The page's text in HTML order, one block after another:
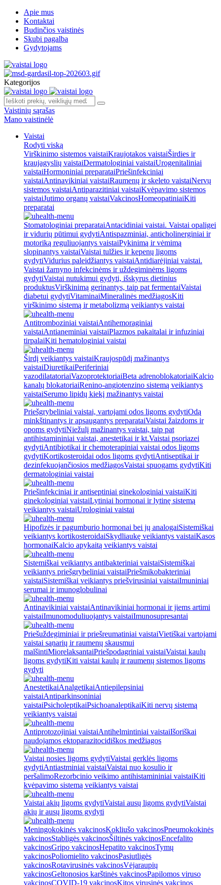
Apie mus
Kontaktai
Budinčios vaistinės
Skubi pagalba
Gydytojams
Kategorijos
Vaistinių sąrašas
Mano vaistinėlė
Vaistai
Rodyti viską
Virškinimo sistemos vaistaiKraujotakos vaistaiŠirdies ir
kraujagyslių vaistaiDermatologiniai vaistaiUrogenitaliniai
vaistaiHormoniniai preparataiPriešinfekciniai
vaistaiAntinavikiniai vaistaiRaumenų ir skeleto vaistaiNervų
sistemos vaistaiAntiparazitiniai vaistaiKvėpavimo sistemos
vaistaiJutimo organų vaistaiVakcinosHomeopatiniaiKiti
preparatai
Stomatologiniai preparataiAntacidiniai vaistai. Vaistai opaligei
ir vidurių pūtimui gydytiAntispazminiai, anticholinerginiai ir
motoriką reguliuojantys vaistaiPykinimą ir vėmimą
slopinantys vaistaiVaistai tulžies ir kepenų ligoms
gydytiVidurius paleidžiantys vaistaiAntidiarėjiniai vaistai.
Vaistai žarnyno infekcinėms ir uždegiminėms ligoms
gydytiVaistai nutukimui gydyti, išskyrus dietinius
produktusVirškinimą gerinantys, taip pat fermentaiVaistai
diabetui gydytiVitaminaiMineralinės medžiagosKiti
virškinimo sistemą ir metabolizmą veikiantys vaistai
Antitromboziniai vaistaiAntihemoraginiai
vaistaiAntianeminiai vaistaiPlazmos pakaitalai ir infuziniai
tirpalaiKiti hematologiniai vaistai
Širdį veikiantys vaistaiKraujospūdį mažinantys
vaistaiDiuretikaiPeriferiniai
vazodilatatoriaiVazoprotektoriaiBeta adrenoblokatoriaiKalcio
kanalų blokatoriaiRenino-angiotenzino sistemą veikiantys
vaistaiSerumo lipidų kiekį mažinantys vaistai
Priešgrybeliniai vaistai, vartojami odos ligoms gydytiOdą
minkštinantys ir apsaugantys preparataiVaistai žaizdoms ir
opoms gydytiNiežulį mažinantys vaistai, taip pat
antihistamininiai vaistai, anestetikai ir kt.Vaistai psoriazei
gydytiAntibiotikai ir chemoterapiniai vaistai odos ligoms
gydytiKortikosteroidai odos ligoms gydytiAntiseptikai ir
dezinfekuojančiosios medžiagosVaistai spuogams gydytiKiti
dermatologiniai vaistai
Priešinfekciniai ir antiseptiniai ginekologiniai vaistaiKiti
ginekologiniai vaistaiLytiniai hormonai ir lytinę sistemą
veikiantys vaistaiUrologiniai vaistai
Hipofizės ir pagumburio hormonai bei jų analogaiSistemiškai
veikiantys kortikosteroidaiSkydliaukę veikiantys vaistaiKasos
hormonaiKalcio apykaitą veikiantys vaistai
Sistemiškai veikiantys antibakteriniai vaistaiSistemiškai
veikiantys priešgrybeliniai vaistaiPriešmikobakteriniai
vaistaiSistemiškai veikiantys priešvirusiniai vaistaiImuniniai
serumai ir imunoglobulinai
Antinavikiniai vaistaiAntinavikiniai hormonai ir jiems artimi
vaistaiImunomoduliuojantys vaistaiImunosupresantai
Priešuždegiminiai ir priešreumatiniai vaistaiVietiškai vartojami
vaistai sąnarių ir raumenų skausmui
malšintiMiorelaksantaiPriešpodagriniai vaistaiVaistai kaulų
ligoms gydytiKiti vaistai kaulų ir raumenų sistemos ligoms
gydyti
AnestetikaiAnalgetikaiAntiepilepsiniai
vaistaiAntiparkinsoniniai
vaistaiPsicholeptikaiPsichoanaleptikaiKiti nervų sistemą
veikiantys vaistai
Antiprotozojiniai vaistaiAntihelmintiniai vaistaiIšoriškai
naudojamos ektoparazitocidiškos medžiagos
Vaistai nosies ligoms gydytiVaistai gerklės ligoms
gydytiAntiastminiai vaistaiVaistai nuo kosulio ir
peršalimoRezorbcinio veikimo antihistamininiai vaistaiKiti
kvėpavimo sistemą veikiantys vaistai
Vaistai akių ligoms gydytiVaistai ausų ligoms gydytiVaistai
akių ir ausų ligoms gydyti
Meningokokinės vakcinosKokliušo vakcinosPneumokokinės
vakcinosStabligės vakcinosŠiltinės vakcinosEncefalito
vakcinosGripo vakcinosHepatito vakcinosTymų
vakcinosPoliomielito vakcinosPasiutligės
vakcinosRotavirusinės vakcinosVėjaraupių
vakcinosGeltonosios karštinės vakcinosPapilomos viruso
vakcinosCOVID-19 vakcinosKitos virusinės vakcinos